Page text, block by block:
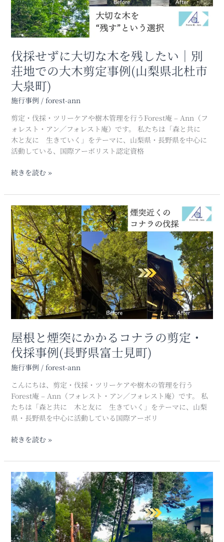
伐採せずに大切な木を残したい｜別
荘地での大木剪定事例(山梨県北杜市
大泉町)
施行事例 / forest-ann
剪定・伐採・ツリーケアや樹木管理を行うForest庵 – Ann（フ
ォレスト・アン／フォレスト庵）です。 私たちは「森と共に
木と友に 生きていく」をテーマに、山梨県・長野県を中心に
活動している、国際アーボリスト認定資格
な
木
を
残
し
た
い
｜
別
荘
地
で
の
大
剪
事
例
(山
梨
県
北
杜
市
大
泉
町)
続きを読む »
屋根と煙突にかかるコナラの剪定・
伐採事例(長野県富士見町)
施行事例 / forest-ann
こんにちは、剪定・伐採・ツリーケアや樹木の管理を行う
Forest庵 – Ann（フォレスト・アン／フォレスト庵）です。 私
たちは「森と共に 木と友に 生きていく」をテーマに、山梨
県・長野県を中心に活動している国際アーボリ
屋
根
と
煙
突
に
か
か
る
ナ
ラ
の
剪
定・
採
事
例
(長
県
士
見
町)
続きを読む »
高
く
伸
び
す
ぎ